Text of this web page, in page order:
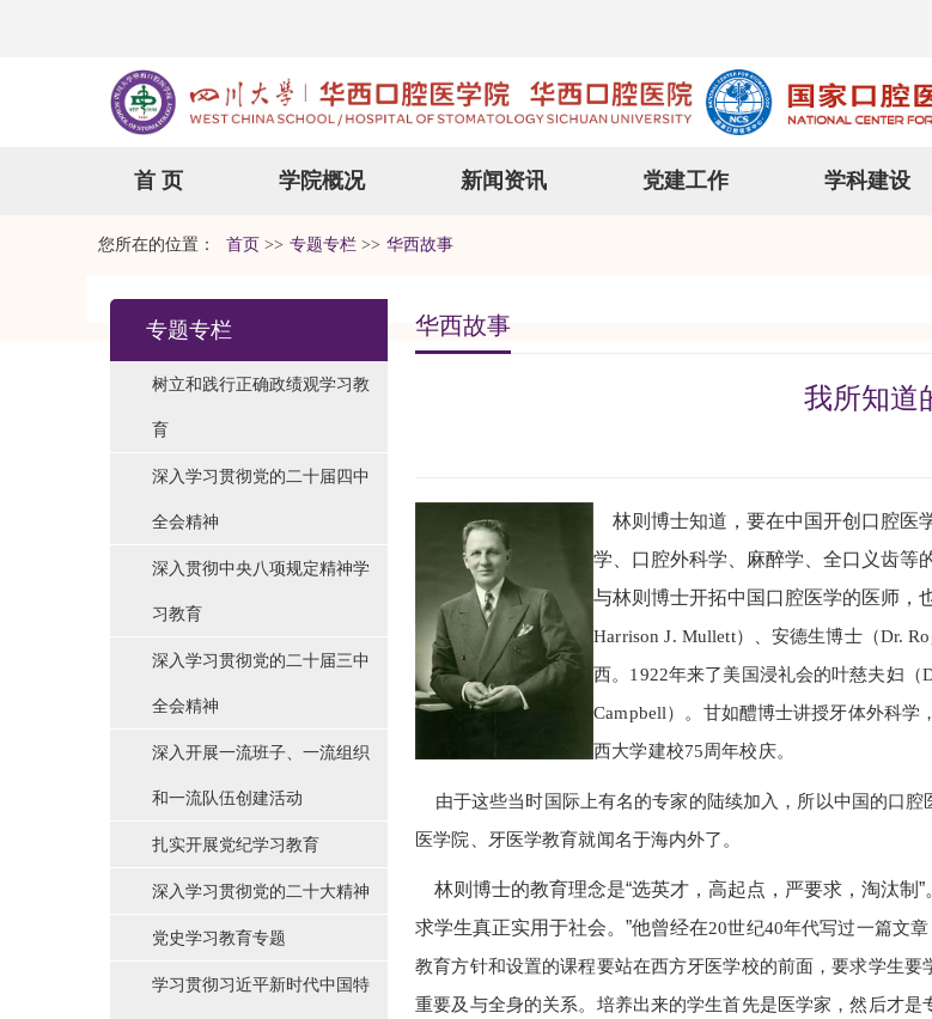
首 页 学院概况 新闻资讯 党建工作 学科建设
您所在的位置： 首页 >> 专题专栏 >> 华西故事
专题专栏
树立和践行正确政绩观学习教
育
深入学习贯彻党的二十届四中
全会精神
深入贯彻中央八项规定精神学
习教育
深入学习贯彻党的二十届三中
全会精神
深入开展一流班子、一流组织
和一流队伍创建活动
扎实开展党纪学习教育
深入学习贯彻党的二十大精神
党史学习教育专题
学习贯彻习近平新时代中国特
华西故事
我所知道
林则博士知道，要在中国开创口腔医
学、口腔外科学、麻醉学、全口义齿等
与林则博士开拓中国口腔医学的医师，
Harrison J. Mullett）、安德生博士（Dr.
西。1922年来了美国浸礼会的叶慈夫妇（
Campbell）。甘如醴博士讲授牙体外科
西大学建校75周年校庆。
由于这些当时国际上有名的专家的陆续加入，所以中国的口
医学院、牙医学教育就闻名于海内外了。
林则博士的教育理念是“选英才，高起点，严要求，淘汰制
求学生真正实用于社会。”他曾经在20世纪40年代写过一篇文
教育方针和设置的课程要站在西方牙医学校的前面，要求学生
重要及与全身的关系。培养出来的学生首先是医学家，然后才